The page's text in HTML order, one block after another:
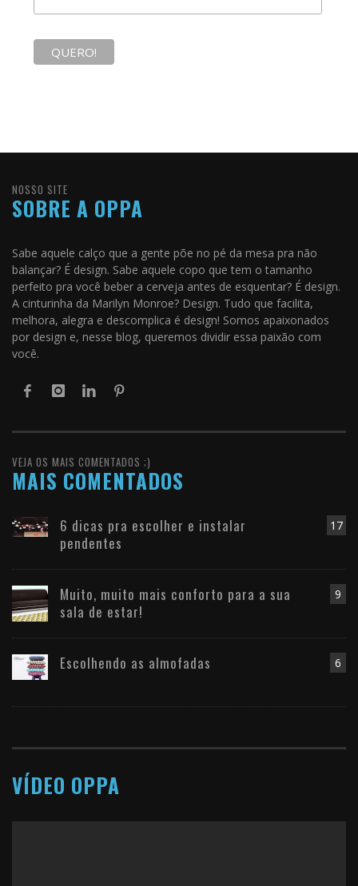
NOSSO SITE
SOBRE A OPPA
Sabe aquele calço que a gente põe no pé da mesa pra não
balançar? É design. Sabe aquele copo que tem o tamanho
perfeito pra você beber a cerveja antes de esquentar? É design.
A cinturinha da Marilyn Monroe? Design. Tudo que facilita,
melhora, alegra e descomplica é design! Somos apaixonados
por design e, nesse blog, queremos dividir essa paixão com
você.
VEJA OS MAIS COMENTADOS ;)
MAIS COMENTADOS
17
6 dicas pra escolher e instalar
pendentes
9
Muito, muito mais conforto para a sua
sala de estar!
6
Escolhendo as almofadas
VÍDEO OPPA